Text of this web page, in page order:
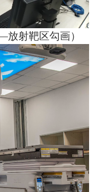
射靶区勾画）